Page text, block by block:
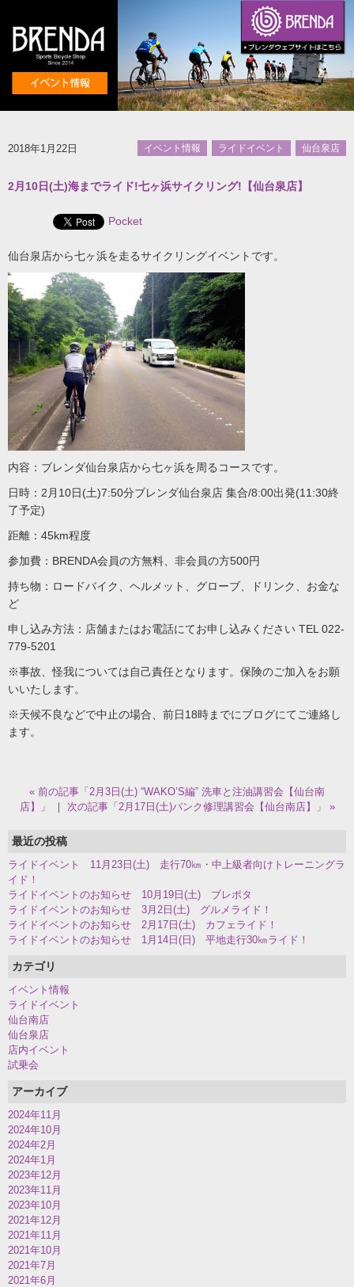
2018年1月22日 イベント情報 ライドイベント 仙台泉店
2月10日(土)海までライド!七ヶ浜サイクリング!【仙台泉店】
Pocket
仙台泉店から七ヶ浜を走るサイクリングイベントです。
内容：ブレンダ仙台泉店から七ヶ浜を周るコースです。
日時：2月10日(土)7:50分ブレンダ仙台泉店 集合/8:00出発(11:30終
了予定)
距離：45km程度
参加費：BRENDA会員の方無料、非会員の方500円
持ち物：ロードバイク、ヘルメット、グローブ、ドリンク、お金な
ど
申し込み方法：店舗またはお電話にてお申し込みください TEL 022-
779-5201
※事故、怪我については自己責任となります。保険のご加入をお願
いいたします。
※天候不良などで中止の場合、前日18時までにブログにてご連絡し
ます。
« 前の記事「2月3日(土) “WAKO’S編” 洗車と注油講習会【仙台南
店】」
｜ 次の記事「2月17日(土)パンク修理講習会【仙台南店】」 »
最近の投稿
ライドイベント 11月23日(土) 走行70㎞・中上級者向けトレーニングラ
イド！
ライドイベントのお知らせ 10月19日(土) ブレポタ
ライドイベントのお知らせ 3月2日(土) グルメライド！
ライドイベントのお知らせ 2月17日(土) カフェライド！
ライドイベントのお知らせ 1月14日(日) 平地走行30㎞ライド！
カテゴリ
イベント情報
ライドイベント
仙台南店
仙台泉店
店内イベント
試乗会
アーカイブ
2024年11月
2024年10月
2024年2月
2024年1月
2023年12月
2023年11月
2023年10月
2021年12月
2021年11月
2021年10月
2021年7月
2021年6月